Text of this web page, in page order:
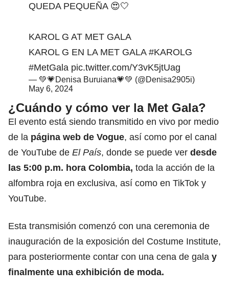
QUEDA PEQUEÑA 😍🤍
KAROL G AT MET GALA
KAROL G EN LA MET GALA #KAROLG
#MetGala pic.twitter.com/Y3vK5jtUag
— 💚💗Denisa Buruiana💗💚 (@Denisa2905i)
May 6, 2024
¿Cuándo y cómo ver la Met Gala?
El evento está siendo transmitido en vivo por medio
de la página web de Vogue, así como por el canal
de YouTube de El País, donde se puede ver desde
las 5:00 p.m. hora Colombia, toda la acción de la
alfombra roja en exclusiva, así como en TikTok y
YouTube.
Esta transmisión comenzó con una ceremonia de
inauguración de la exposición del Costume Institute,
para posteriormente contar con una cena de gala y
finalmente una exhibición de moda.